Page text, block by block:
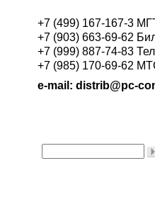
+7 (499) 167-167-3
+7 (903) 663-69-62
+7 (999) 887-74-83
+7 (985) 170-69-62
e-mail: distrib@pc-